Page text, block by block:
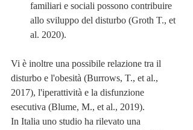
familiari e sociali possono contribuire
allo sviluppo del disturbo (Groth T., et
al. 2020).
Vi è inoltre una possibile relazione tra il
disturbo e l'obesità (Burrows, T., et al.,
2017), l'iperattività e la disfunzione
esecutiva (Blume, M., et al., 2019).
In Italia uno studio ha rilevato una